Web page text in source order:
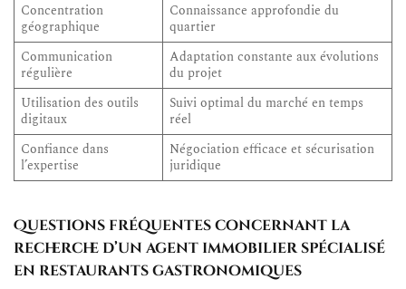
Concentration
géographique
Connaissance approfondie du
quartier
Communication
régulière
Adaptation constante aux évolutions
du projet
Utilisation des outils
digitaux
Suivi optimal du marché en temps
réel
Confiance dans
l’expertise
Négociation efficace et sécurisation
juridique
Questions fréquentes concernant la
recherche d’un agent immobilier spécialisé
en restaurants gastronomiques